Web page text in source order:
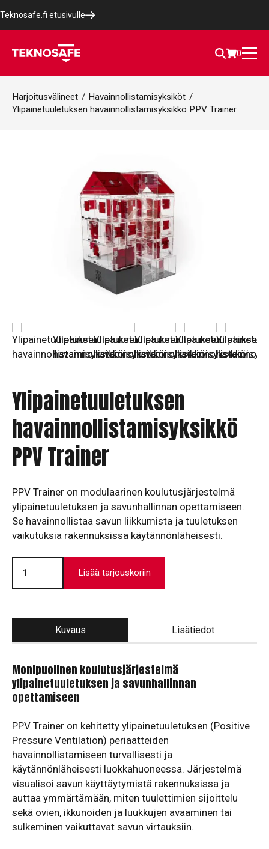
Teknosafe.fi etusivulle
0
Harjoitusvälineet / Havainnollistamisyksiköt /
Ylipainetuuletuksen havainnollistamisyksikkö PPV Trainer
Ylipainetuuletuksen
havainnollistamisyksikkö
PPV Trainer
PPV Trainer on modulaarinen koulutusjärjestelmä
ylipainetuuletuksen ja savunhallinnan opettamiseen.
Se havainnollistaa savun liikkumista ja tuuletuksen
vaikutuksia rakennuksissa käytännönläheisesti.
Ylipainetuuletuksen
havainnollistamisyksikkö
PPV
Trainer
Lisää tarjouskoriin
Kuvaus Lisätiedot
Monipuolinen koulutusjärjestelmä
ylipainetuuletuksen ja savunhallinnan
opettamiseen
PPV Trainer on kehitetty ylipainetuuletuksen (Positive
Pressure Ventilation) periaatteiden
havainnollistamiseen turvallisesti ja
käytännönläheisesti luokkahuoneessa. Järjestelmä
visualisoi savun käyttäytymistä rakennuksissa ja
auttaa ymmärtämään, miten tuulettimien sijoittelu
sekä ovien, ikkunoiden ja luukkujen avaaminen tai
sulkeminen vaikuttavat savun virtauksiin.